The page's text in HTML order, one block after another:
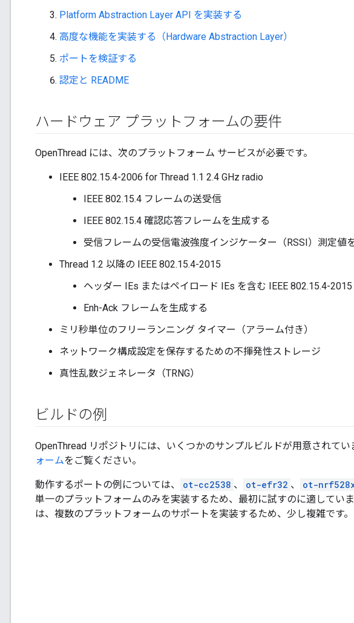
Platform Abstraction Layer API を実装する
高度な機能を実装する（Hardware Abstraction Layer）
ポートを検証する
認定と README
ハードウェア プラットフォームの要件
OpenThread には、次のプラットフォーム サービスが必要です。
IEEE 802.15.4-2006 for Thread 1.1 2.4 GHz radio
IEEE 802.15.4 フレームの送受信
IEEE 802.15.4 確認応答フレームを生成する
受信フレームの受信電波強度インジケーター（RSSI）測定値
Thread 1.2 以降の IEEE 802.15.4-2015
ヘッダー IEs またはペイロード IEs を含む IEEE 802.15.4-
Enh-Ack フレームを生成する
ミリ秒単位のフリーランニング タイマー（アラーム付き）
ネットワーク構成設定を保存するための不揮発性ストレージ
真性乱数ジェネレータ（TRNG）
ビルドの例
OpenThread リポジトリには、いくつかのサンプルビルドが用意されてい
ォームをご覧ください。
動作するポートの例については、 ot-cc2538 、 ot-efr32 、 ot-
単一のプラットフォームのみを実装するため、最初に試すのに適していま
は、複数のプラットフォームのサポートを実装するため、少し複雑です。